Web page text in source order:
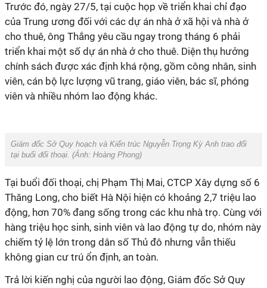
Trước đó, ngày 27/5, tại cuộc họp về triển khai chỉ đạo
của Trung ương đối với các dự án nhà ở xã hội và nhà ở
cho thuê, ông Thắng yêu cầu ngay trong tháng 6 phải
triển khai một số dự án nhà ở cho thuê. Diện thụ hưởng
chính sách được xác định khá rộng, gồm công nhân, sinh
viên, cán bộ lực lượng vũ trang, giáo viên, bác sĩ, phóng
viên và nhiều nhóm lao động khác.
Giám đốc Sở Quy hoạch và Kiến trúc Nguyễn Trọng Kỳ Anh trao đổi
tại buối đối thoại. (Ảnh: Hoàng Phong)
Tại buổi đối thoại, chị Phạm Thị Mai, CTCP Xây dựng số 6
Thăng Long, cho biết Hà Nội hiện có khoảng 2,7 triệu lao
động, hơn 70% đang sống trong các khu nhà trọ. Cùng với
hàng triệu học sinh, sinh viên và lao động tự do, nhóm này
chiếm tỷ lệ lớn trong dân số Thủ đô nhưng vẫn thiếu
không gian cư trú ổn định, an toàn.
Trả lời kiến nghị của người lao động, Giám đốc Sở Quy